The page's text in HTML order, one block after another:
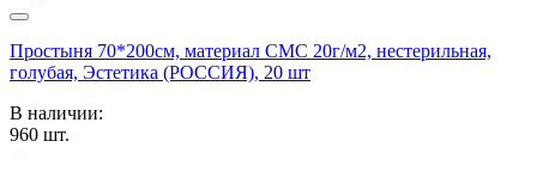
Простыня 70*200см, материал СМС 20г/м2, нестерильная,
голубая, Эстетика (РОССИЯ), 20 шт
В наличии:
960 шт.